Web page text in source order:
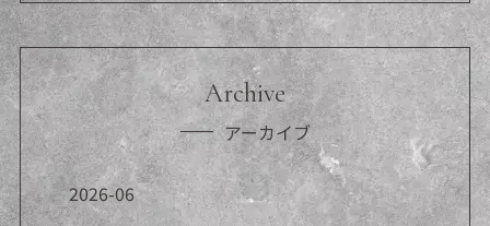
Archive
アーカイブ
2026-06